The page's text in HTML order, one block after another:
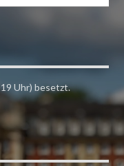
Uhr) besetzt.